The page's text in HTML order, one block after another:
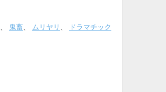
、 鬼畜、 ムリヤリ 、 ドラマチック